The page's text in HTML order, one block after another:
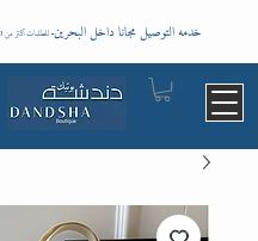
خدمه التوصيل مجانا داخل البحرين- للطلبات اكثر من 10 دينار